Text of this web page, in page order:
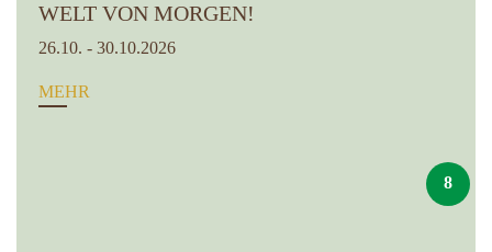
WELT VON MORGEN!
26.10. - 30.10.2026
MEHR
8